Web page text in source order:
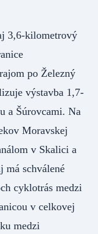
3,6-kilometrový
po Železný
výstavba 1,7-
a Šúrovcami. Na
Moravskej
v Skalici a
schválené
cyklotrás medzi
v celkovej
medzi